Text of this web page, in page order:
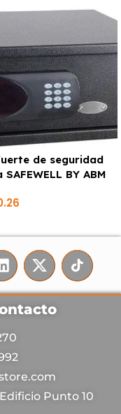
de seguridad
BY ABM
Punto 10